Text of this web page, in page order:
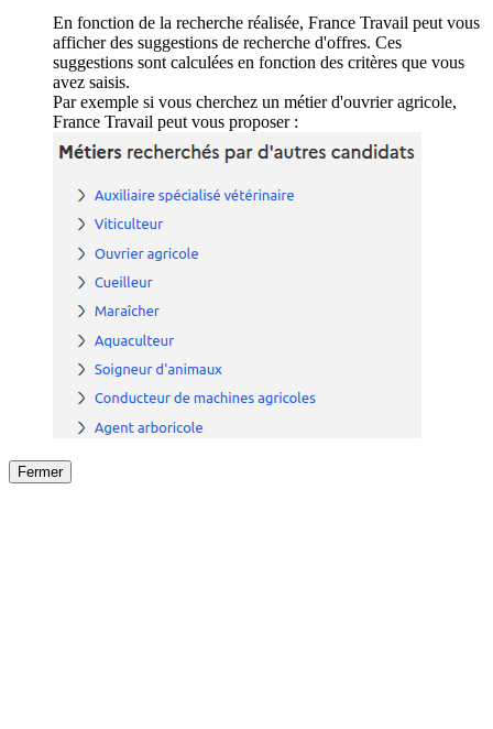
En fonction de la recherche réalisée, France Travail peut vous
afficher des suggestions de recherche d'offres. Ces
suggestions sont calculées en fonction des critères que vous
avez saisis.
Par exemple si vous cherchez un métier d'ouvrier agricole,
France Travail peut vous proposer :
Fermer